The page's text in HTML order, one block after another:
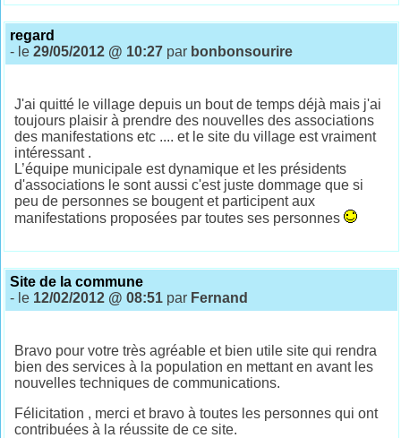
regard
- le29/05/2012 @ 10:27 par bonbonsourire
J'ai quitté le village depuis un bout de temps déjà mais j'ai
toujours plaisir à prendre des nouvelles des associations
des manifestations etc .... et le site du village est vraiment
intéressant .
L’équipe municipale est dynamique et les présidents
d'associations le sont aussi c'est juste dommage que si
peu de personnes se bougent et participent aux
manifestations proposées par toutes ses personnes
Site de la commune
- le 12/02/2012 @ 08:51 par Fernand
Bravo pour votre très agréable et bien utile site qui rendra
bien des services à la population en mettant en avant les
nouvelles techniques de communications.
Félicitation , merci et bravo à toutes les personnes qui ont
contribuées à la réussite de ce site.